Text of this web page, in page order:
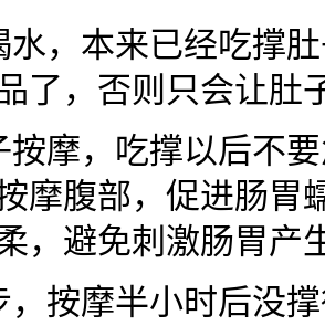
水，本来已经吃撑
了，否则只会让肚
按摩，吃撑以后不
摩腹部，促进肠胃
，避免刺激肠胃产
，按摩半小时后没